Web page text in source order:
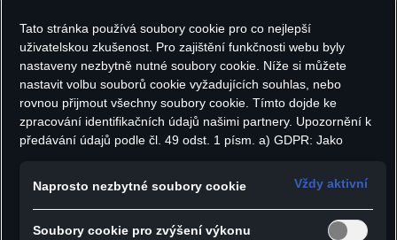
Do košíku
spojují legendární pohodlí adidas s výrazným
motorsportovým designem. Ideální volba pro
Tato stránka používá soubory cookie pro co nejlepší
uživatelskou zkušenost. Pro zajištění funkčnosti webu byly
nastaveny nezbytně nutné soubory cookie. Níže si můžete
nastavit volbu souborů cookie vyžadujících souhlas, nebo
rovnou přijmout všechny soubory cookie. Tímto dojde ke
zpracování identifikačních údajů našimi partnery. Upozornění k
předávání údajů podle čl. 49 odst. 1 písm. a) GDPR: Jako
používán Google Analytics. Nelze vyloučit, že společnost
Google Ireland jako náš smluvní partner předává osobní údaje
do USA (zejména společnosti Google LLC). Ve Spojených
státech neexistuje úroveň ochrany osobních údajů věcně
Naprosto nezbytné soubory cookie Vždy aktivní
Soubory cookie pro zvýšení výkonu